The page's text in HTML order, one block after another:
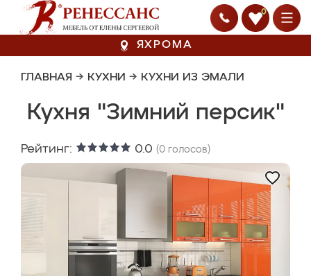
0
ЯХРОМА
ГЛАВНАЯ → КУХНИ → КУХНИ ИЗ ЭМАЛИ
Кухня "Зимний персик"
Рейтинг: 0.0 (0 голосов)